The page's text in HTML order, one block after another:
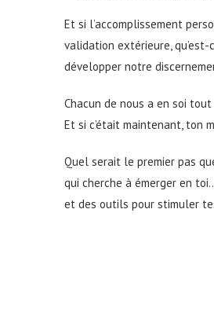
Et si l’accomplissement
validation extérieure, qu’est-
développer notre
Chacun de nous a en soi
Et si c’était maintenant, ton
Quel serait le premier pas
qui cherche à émerger en
et des outils pour stimuler